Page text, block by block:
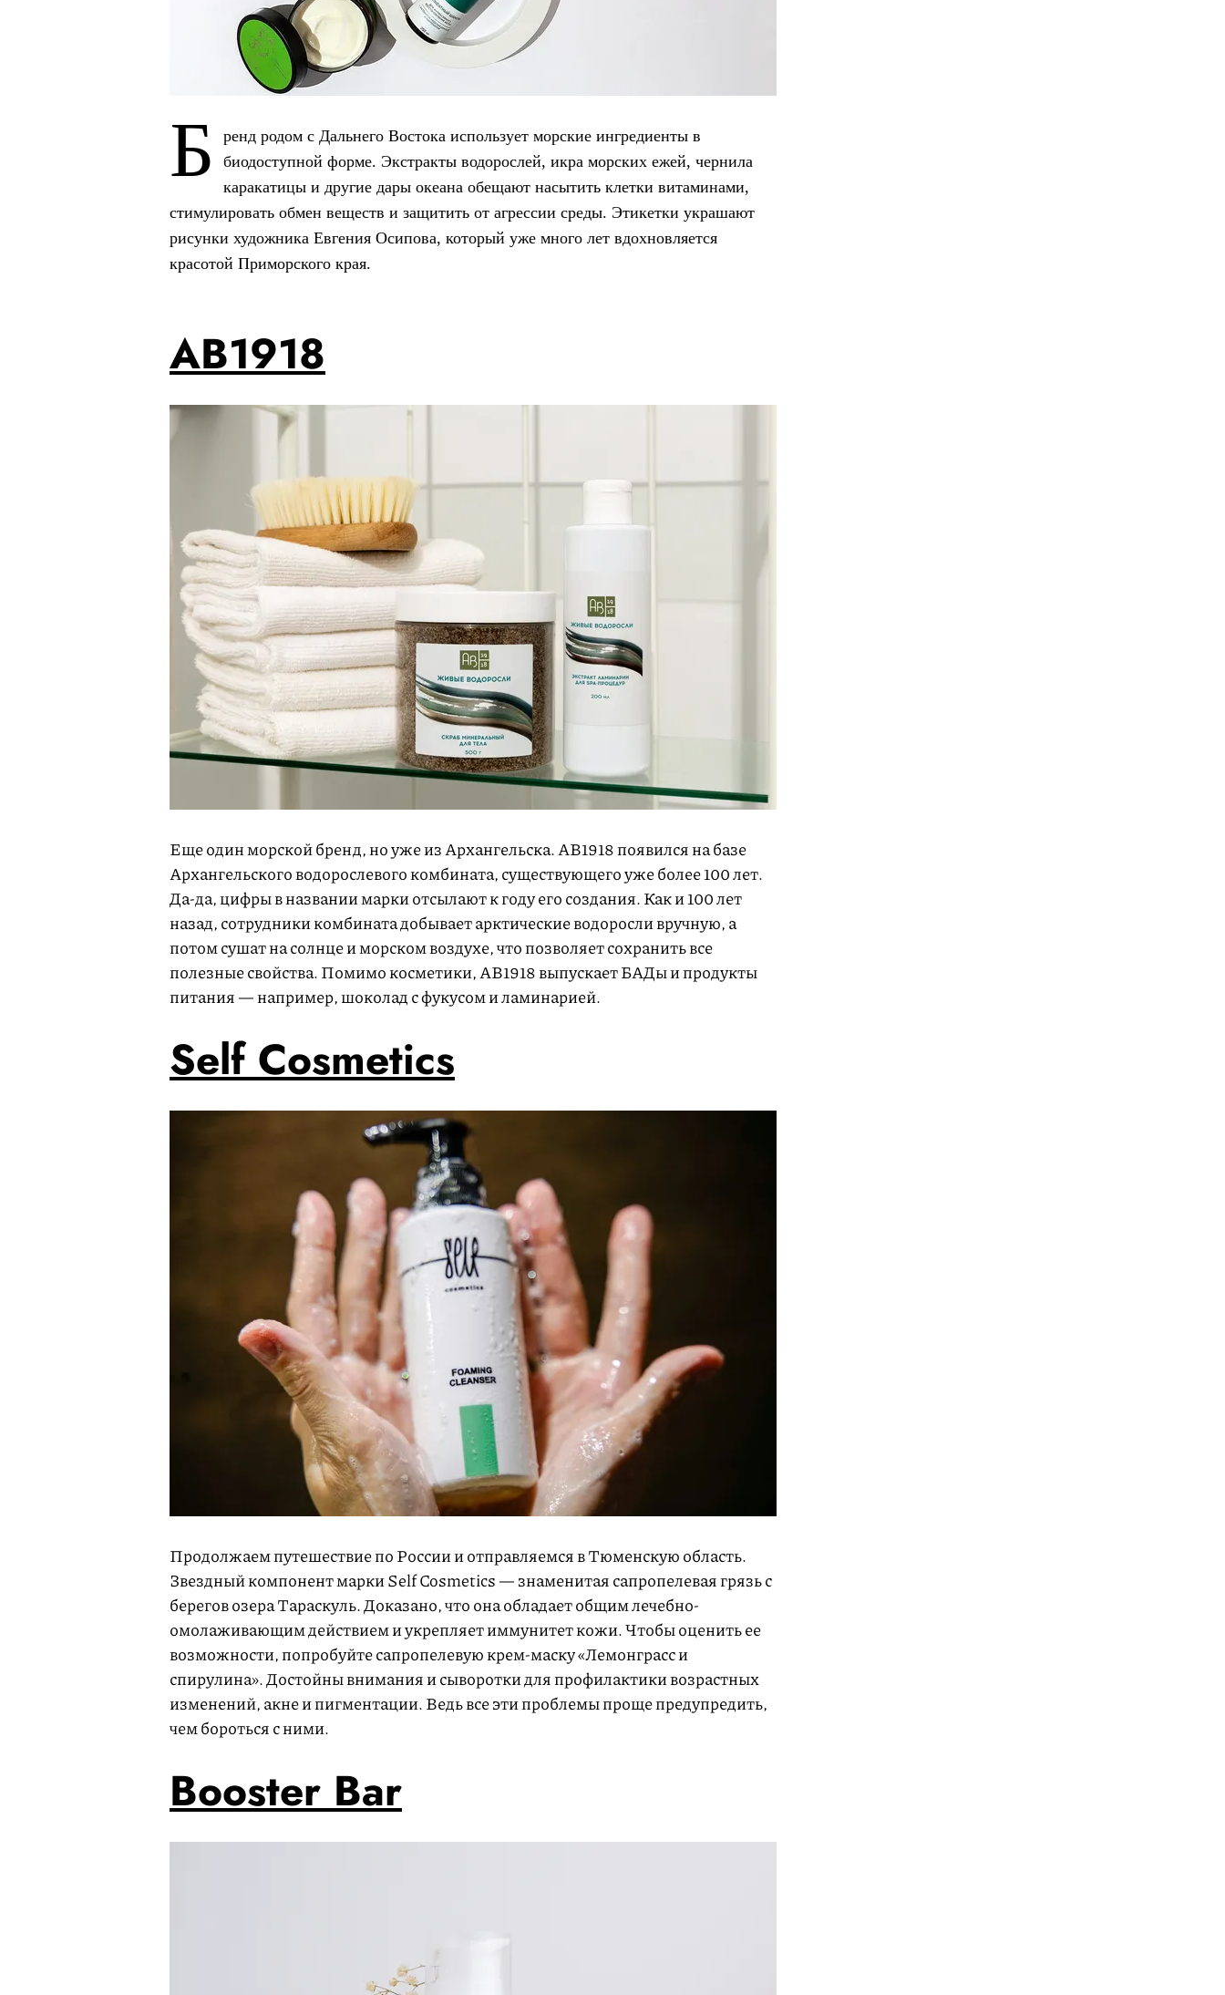
Б
ренд родом с Дальнего Востока использует морские ингредиенты в
биодоступной форме. Экстракты водорослей, икра морских ежей, чернила
каракатицы и другие дары океана обещают насытить клетки витаминами,
стимулировать обмен веществ и защитить от агрессии среды. Этикетки украшают
рисунки художника Евгения Осипова, который уже много лет вдохновляется
красотой Приморского края.
АВ1918
Еще один морской бренд, но уже из Архангельска. АВ1918 появился на базе
Архангельского водорослевого комбината, существующего уже более 100 лет.
Да-да, цифры в названии марки отсылают к году его создания. Как и 100 лет
назад, сотрудники комбината добывает арктические водоросли вручную, а
потом сушат на солнце и морском воздухе, что позволяет сохранить все
полезные свойства. Помимо косметики, АВ1918 выпускает БАДы и продукты
питания — например, шоколад с фукусом и ламинарией.
Self Cosmetics
Продолжаем путешествие по России и отправляемся в Тюменскую область.
Звездный компонент марки Self Cosmetics — знаменитая сапропелевая грязь с
берегов озера Тараскуль. Доказано, что она обладает общим лечебно-
омолаживающим действием и укрепляет иммунитет кожи. Чтобы оценить ее
возможности, попробуйте сапропелевую крем-маску «Лемонграсс и
спирулина». Достойны внимания и сыворотки для профилактики возрастных
изменений, акне и пигментации. Ведь все эти проблемы проще предупредить,
чем бороться с ними.
Booster Bar